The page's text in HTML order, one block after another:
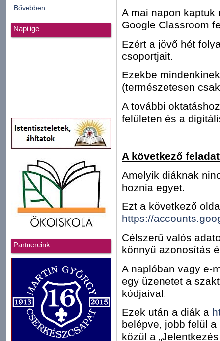
Bővebben...
Napi ige
Partnereink
A mai napon kaptuk
Google Classroom
Ezért a jövő hét
csoportjait.
Ezekbe
(természetesen
A további
felületen és a
A következő
Amelyik diáknak
hoznia egyet.
Ezt a következő
https://
Célszerű valós
könnyű azonosítás
A naplóban vagy e-
egy üzenetet a
kódjaival.
Ezek után a diák a
belépve, jobb felül a
közül a